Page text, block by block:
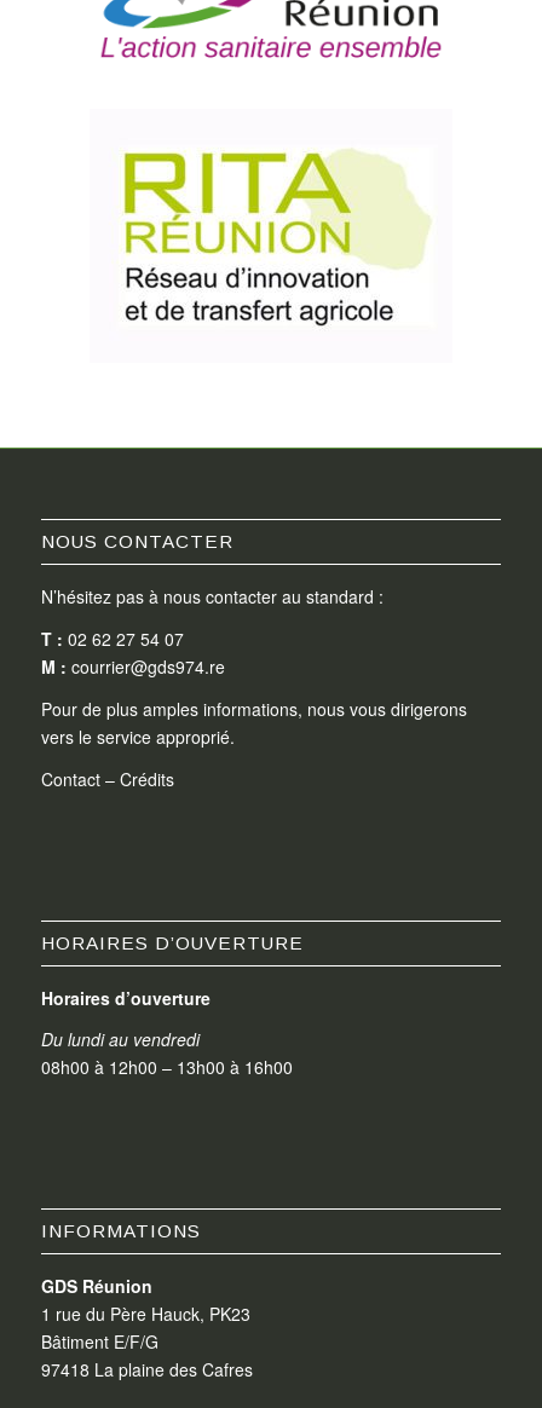
NOUS CONTACTER
N’hésitez pas à nous contacter au standard :
T : 02 62 27 54 07
M : courrier@gds974.re
Pour de plus amples informations, nous vous dirigerons
vers le service approprié.
Contact– Crédits
HORAIRES D’OUVERTURE
Horaires d’ouverture
Du lundi au vendredi
08h00 à 12h00 – 13h00 à 16h00
INFORMATIONS
GDS Réunion
1 rue du Père Hauck, PK23
Bâtiment E/F/G
97418 La plaine des Cafres